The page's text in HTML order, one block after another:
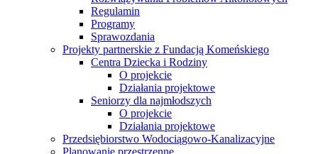
Regulamin
Programy
Sprawozdania
Projekty partnerskie z Fundacją Komeńskiego
Centra Dziecka i Rodziny
O projekcie
Działania projektowe
Seniorzy dla najmłodszych
O projekcie
Działania projektowe
Przedsiębiorstwo Wodociągowo-Kanalizacyjne
Planowanie przestrzenne